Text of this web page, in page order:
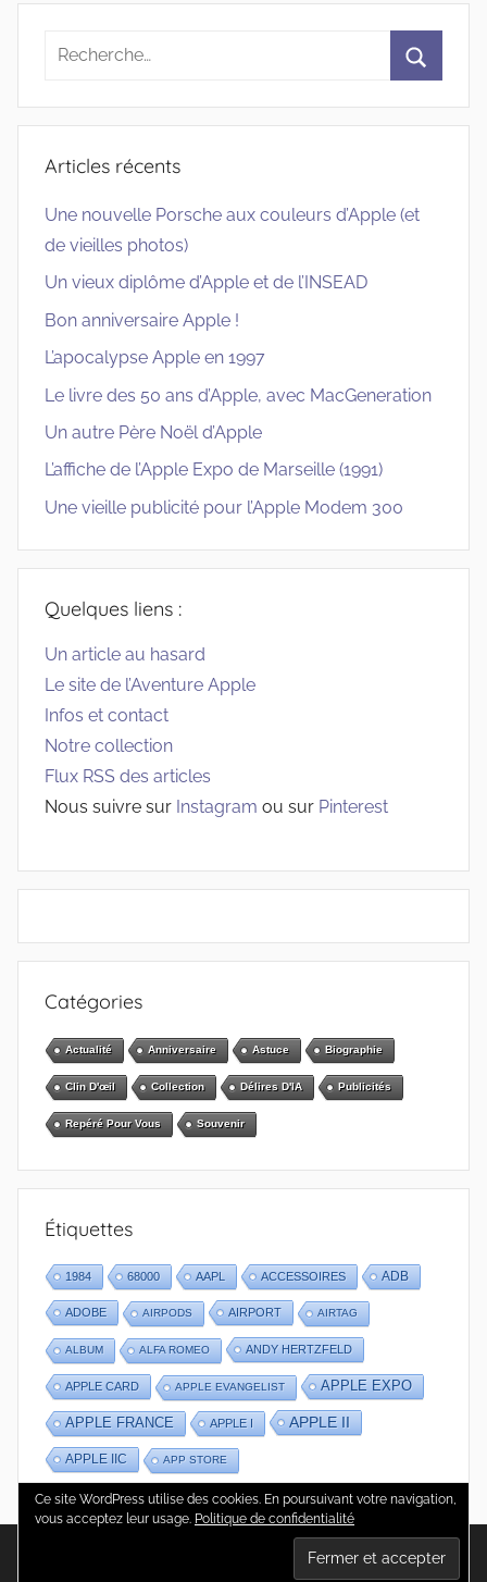
Recherche
:
Articles récents
Une nouvelle Porsche aux couleurs d’Apple (et
de vieilles photos)
Un vieux diplôme d’Apple et de l’INSEAD
Bon anniversaire Apple !
L’apocalypse Apple en 1997
Le livre des 50 ans d’Apple, avec MacGeneration
Un autre Père Noël d’Apple
L’affiche de l’Apple Expo de Marseille (1991)
Une vieille publicité pour l’Apple Modem 300
Quelques liens :
Un article au hasard
Le site de l’Aventure Apple
Infos et contact
Notre collection
Flux RSS des articles
Nous suivre sur Instagram ou sur Pinterest
Catégories
Actualité Anniversaire Astuce Biographie
Clin D'œil Collection Délires D'IA Publicités
Repéré Pour Vous Souvenir
Étiquettes
1984 68000 AAPL ACCESSOIRES ADB
ADOBE AIRPODS AIRPORT AIRTAG
ALBUM ALFA ROMEO ANDY HERTZFELD
APPLE CARD APPLE EVANGELIST APPLE EXPO
APPLE FRANCE APPLE I APPLE II
APPLE IIC APP STORE
WordPress Theme: Donovan by ThemeZee.
Ce site WordPress utilise des cookies. En poursuivant votre navigation,
vous acceptez leur usage. Politique de confidentialité